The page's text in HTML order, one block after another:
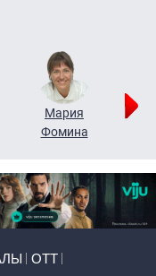
Мария
Фомина
ОТТ